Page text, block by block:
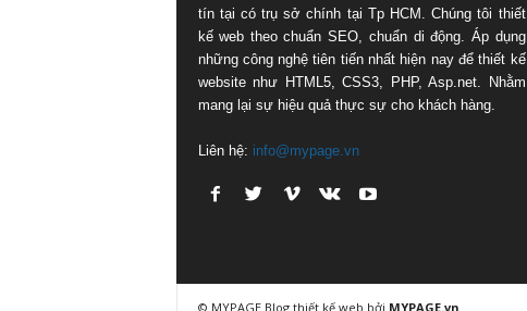
tín tại có trụ sở chính tại Tp HCM. Chúng tôi thiết
kế web theo chuẩn SEO, chuẩn di động. Áp dụng
những công nghệ tiên tiến nhất hiện nay để thiết kế
website như HTML5, CSS3, PHP, Asp.net. Nhằm
mang lại sự hiệu quả thực sự cho khách hàng.
Liên hệ: info@mypage.vn
© MYPAGE Blog thiết kế web bởi MYPAGE.vn